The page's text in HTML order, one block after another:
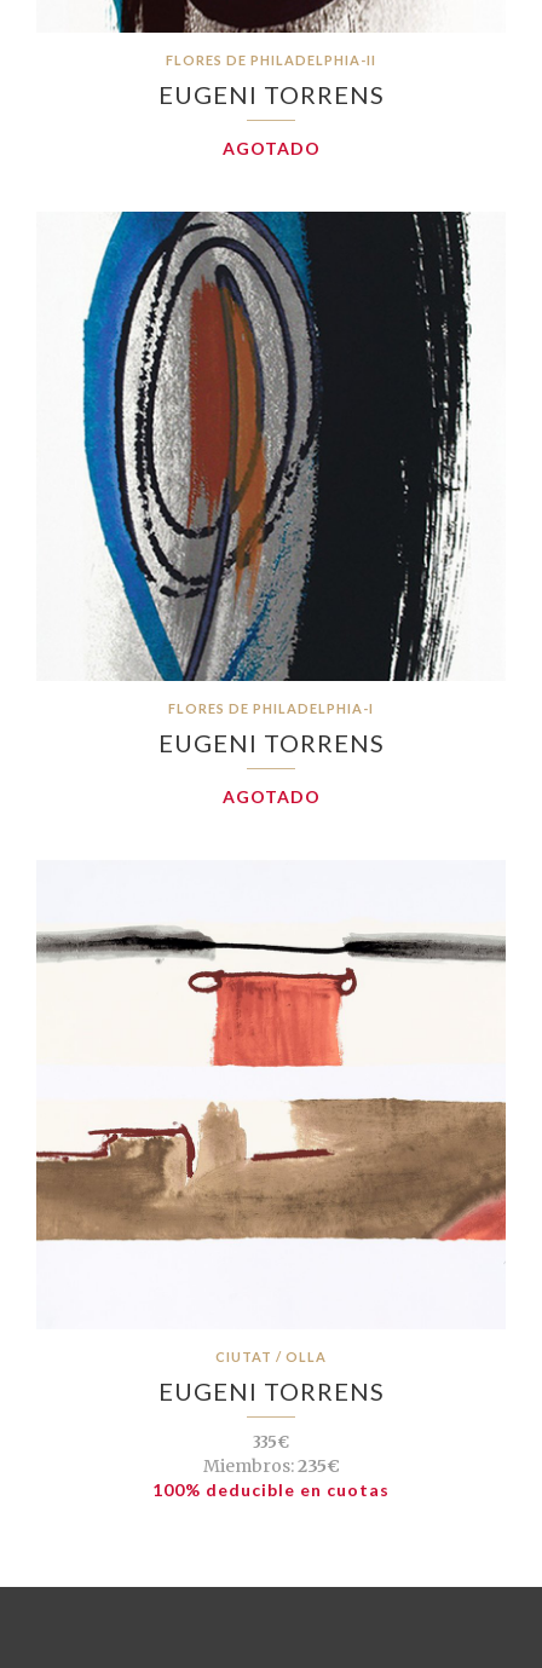
FLORES DE PHILADELPHIA-II
EUGENI TORRENS
AGOTADO
FLORES DE PHILADELPHIA-I
EUGENI TORRENS
AGOTADO
CIUTAT / OLLA
EUGENI TORRENS
335€
Miembros:235€
100% deducible en cuotas